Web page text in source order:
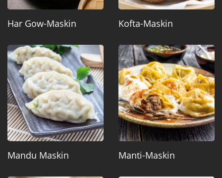
Har Gow-Maskin Kofta-Maskin
Mandu Maskin Manti-Maskin